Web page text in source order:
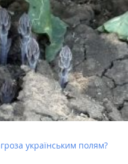
українським полям?